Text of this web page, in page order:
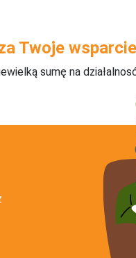
Twoje
sumę na